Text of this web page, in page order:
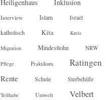
Heiligenhaus Inklusion
Interview Islam Israel
katholisch Kita Kreis
Migration Mindestlohn NRW
Pflege Praktikum Ratingen
Rente Schule Sterbehilfe
Teilhabe Umwelt Velbert